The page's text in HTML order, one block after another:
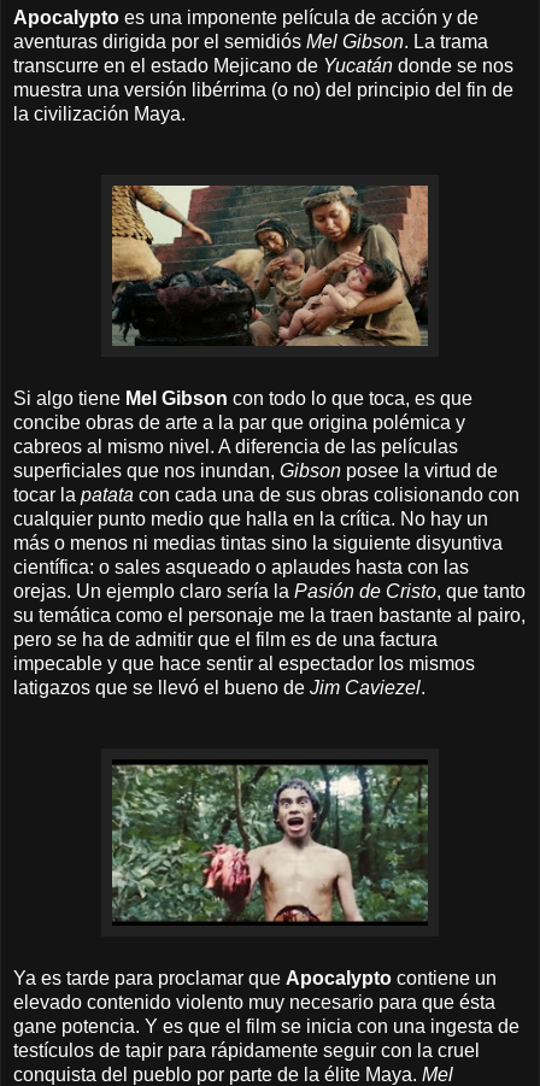
Apocalypto es una imponente película de acción y de
aventuras dirigida por el semidiós Mel Gibson. La trama
transcurre en el estado Mejicano de Yucatán donde se nos
muestra una versión libérrima (o no) del principio del fin de
la civilización Maya.
Si algo tiene Mel Gibson con todo lo que toca, es que
concibe obras de arte a la par que origina polémica y
cabreos al mismo nivel. A diferencia de las películas
superficiales que nos inundan, Gibson posee la virtud de
tocar la patata con cada una de sus obras colisionando con
cualquier punto medio que halla en la crítica. No hay un
más o menos ni medias tintas sino la siguiente disyuntiva
científica: o sales asqueado o aplaudes hasta con las
orejas. Un ejemplo claro sería la Pasión de Cristo, que tanto
su temática como el personaje me la traen bastante al pairo,
pero se ha de admitir que el film es de una factura
impecable y que hace sentir al espectador los mismos
latigazos que se llevó el bueno de Jim Caviezel.
Ya es tarde para proclamar que Apocalypto contiene un
elevado contenido violento muy necesario para que ésta
gane potencia. Y es que el film se inicia con una ingesta de
testículos de tapir para rápidamente seguir con la cruel
conquista del pueblo por parte de la élite Maya. Mel